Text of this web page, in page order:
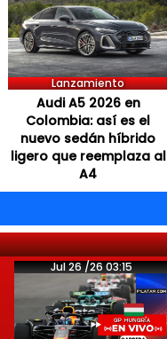
Lanzamiento
Audi A5 2026 en
Colombia: así es el
nuevo sedán híbrido
ligero que reemplaza al
A4
Jul 26 /26 03:15